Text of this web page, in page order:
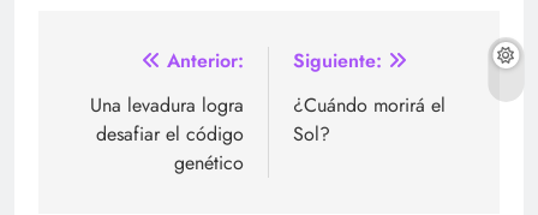
Navegación
de
entradas
Anterior:
Una levadura logra
desafiar el código
genético
Siguiente:
¿Cuándo morirá el
Sol?